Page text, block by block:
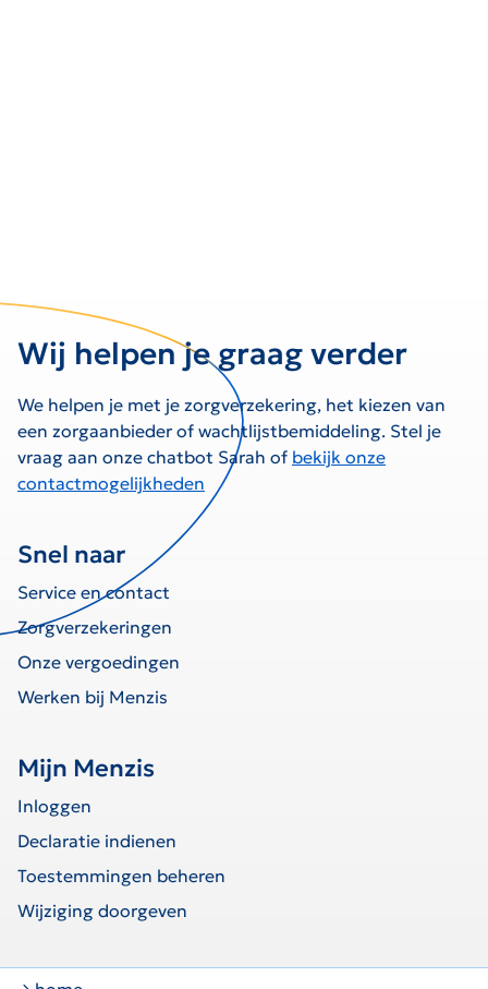
Wij helpen je graag verder
We helpen je met je zorgverzekering, het kiezen van
een zorgaanbieder of wachtlijstbemiddeling. Stel je
vraag aan onze chatbot Sarah of bekijk onze
contactmogelijkheden
Snel naar
Service en contact
Zorgverzekeringen
Onze vergoedingen
Werken bij Menzis
Mijn Menzis
Inloggen
Declaratie indienen
Toestemmingen beheren
Wijziging doorgeven